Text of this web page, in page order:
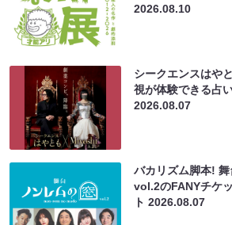
2026.08.10
シークエンスはや
視が体験できる占
2026.08.07
バカリズム脚本! 舞
vol.2のFANYチケ
ト2026.08.07